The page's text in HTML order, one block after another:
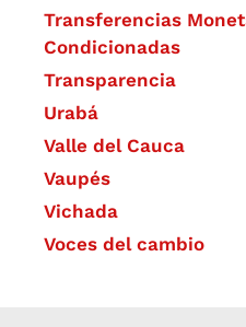
Transferencias
Condicionadas
Transparencia
Urabá
Valle del Cauca
Vaupés
Vichada
Voces del cambio